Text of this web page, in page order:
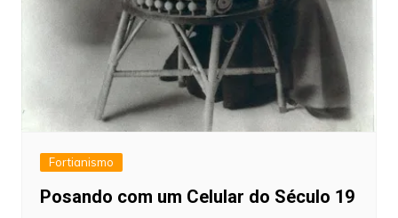
Fortianismo
Posando com um Celular do Século 19